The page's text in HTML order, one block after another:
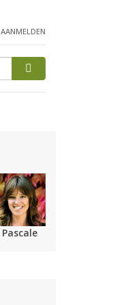
AANMELDEN
Pascale